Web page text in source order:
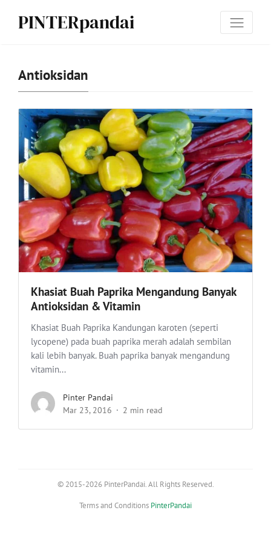
PINTERpandai
Antioksidan
Khasiat Buah Paprika Mengandung Banyak
Antioksidan & Vitamin
Khasiat Buah Paprika Kandungan karoten (seperti
lycopene) pada buah paprika merah adalah sembilan
kali lebih banyak. Buah paprika banyak mengandung
vitamin...
Pinter Pandai
Mar 23, 2016
2 min read
© 2015-2026 PinterPandai. All Rights Reserved.
Terms and Conditions PinterPandai